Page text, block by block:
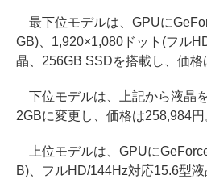
最下位モデルは、GPUに
GB)、1,920×1,080ドット(フル
晶、256GB SSDを搭載し、価格
下位モデルは、上記から液晶
2GBに変更し、価格は258,984円
上位モデルは、GPUに
B)、フルHD/144Hz対応15.6型